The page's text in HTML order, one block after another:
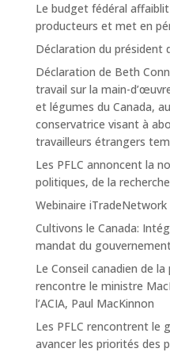
Le budget fédéral
producteurs et met en
Déclaration du président
Déclaration de Beth
travail sur la main-
et légumes du Canada,
conservatrice visant à
travailleurs étrangers
Les PFLC annoncent la
politiques, de la
Webinaire
Cultivons le Canada:
mandat du
Le Conseil canadien de
rencontre le ministre
l’ACIA, Paul MacKinnon
Les PFLC rencontrent le
avancer les priorités des